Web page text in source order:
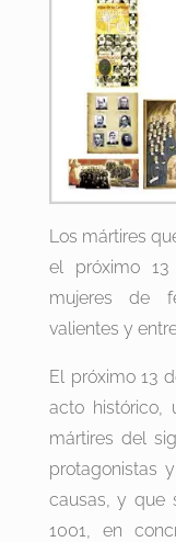
Los mártires
el próximo
mujeres de
valientes y
El próximo 13
acto histórico,
mártires del
protagonistas
causas, y que
1001, en